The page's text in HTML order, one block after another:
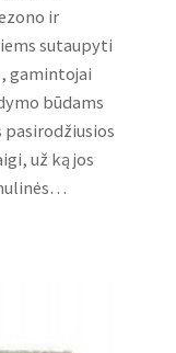
ir
sutaupyti
gamintojai
būdams
pasirodžiusios
už ką jos